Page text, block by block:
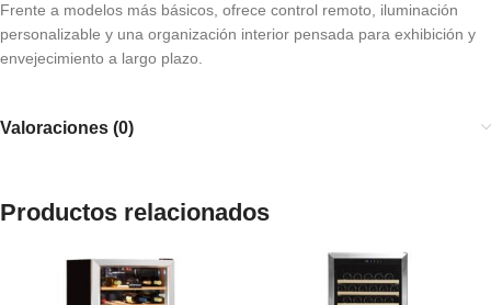
Frente a modelos más básicos, ofrece control remoto, iluminación
personalizable y una organización interior pensada para exhibición y
envejecimiento a largo plazo.
Valoraciones (0)
Productos relacionados